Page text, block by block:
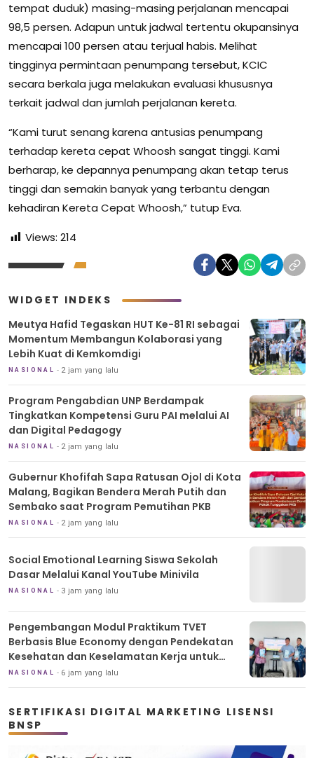
tempat duduk) masing-masing perjalanan mencapai
98,5 persen. Adapun untuk jadwal tertentu okupansinya
mencapai 100 persen atau terjual habis. Melihat
tingginya permintaan penumpang tersebut, KCIC
secara berkala juga melakukan evaluasi khususnya
terkait jadwal dan jumlah perjalanan kereta.
“Kami turut senang karena antusias penumpang
terhadap kereta cepat Whoosh sangat tinggi. Kami
berharap, ke depannya penumpang akan tetap terus
tinggi dan semakin banyak yang terbantu dengan
kehadiran Kereta Cepat Whoosh,” tutup Eva.
Views: 214
WIDGET INDEKS
Meutya Hafid Tegaskan HUT Ke-81 RI sebagai
Momentum Membangun Kolaborasi yang
Lebih Kuat di Kemkomdigi
NASIONAL 2 jam yang lalu
Program Pengabdian UNP Berdampak
Tingkatkan Kompetensi Guru PAI melalui AI
dan Digital Pedagogy
NASIONAL 2 jam yang lalu
Gubernur Khofifah Sapa Ratusan Ojol di Kota
Malang, Bagikan Bendera Merah Putih dan
Sembako saat Program Pemutihan PKB
NASIONAL 2 jam yang lalu
Social Emotional Learning Siswa Sekolah
Dasar Melalui Kanal YouTube Minivila
NASIONAL 3 jam yang lalu
Pengembangan Modul Praktikum TVET
Berbasis Blue Economy dengan Pendekatan
Kesehatan dan Keselamatan Kerja untuk
Materi Pariwisata Dukung Pencapaian SDGs
NASIONAL 6 jam yang lalu
SERTIFIKASI DIGITAL MARKETING LISENSI
BNSP